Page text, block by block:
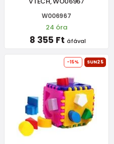
W006967
24 óra
8 355 Ft áfával
-15% SUN25